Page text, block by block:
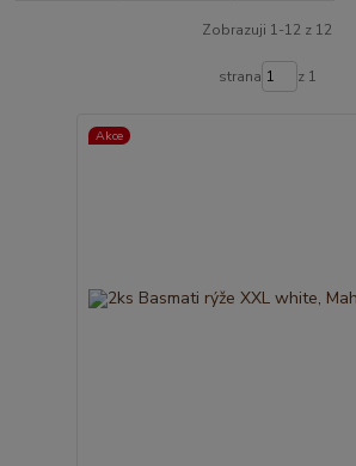
Zobrazuji 1-12 z 12
strana z 1
Akce